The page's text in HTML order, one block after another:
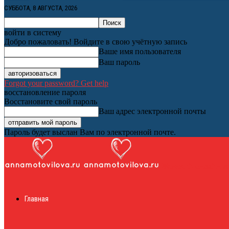
СУББОТА, 8 АВГУСТА, 2026
войти в систему
Добро пожаловать! Войдите в свою учётную запись
Ваше имя пользователя
Ваш пароль
Forgot your password? Get help
восстановление пароля
Восстановите свой пароль
Ваш адрес электронной почты
Пароль будет выслан Вам по электронной почте.
Главная